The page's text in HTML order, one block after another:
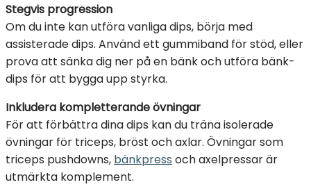
Stegvis progression
Om du inte kan utföra vanliga dips, börja med
assisterade dips. Använd ett gummiband för stöd, eller
prova att sänka dig ner på en bänk och utföra bänk-
dips för att bygga upp styrka.
Inkludera kompletterande övningar
För att förbättra dina dips kan du träna isolerade
övningar för triceps, bröst och axlar. Övningar som
triceps pushdowns, bänkpress och axelpressar är
utmärkta komplement.